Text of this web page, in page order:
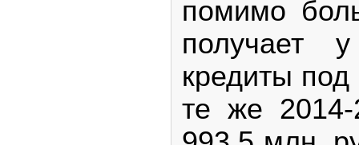
помимо
получает
кредиты
те же 2014-